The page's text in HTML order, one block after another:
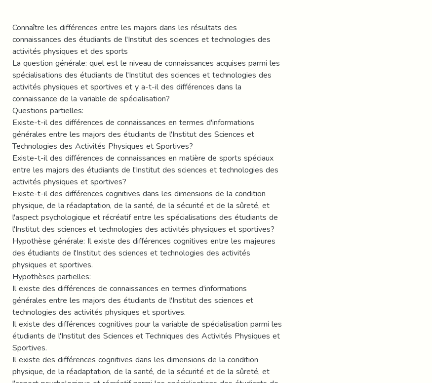
Connaître les différences entre les majors dans les résultats des
connaissances des étudiants de l'Institut des sciences et technologies des
activités physiques et des sports
La question générale: quel est le niveau de connaissances acquises parmi les
spécialisations des étudiants de l'Institut des sciences et technologies des
activités physiques et sportives et y a-t-il des différences dans la
connaissance de la variable de spécialisation?
Questions partielles:
Existe-t-il des différences de connaissances en termes d'informations
générales entre les majors des étudiants de l'Institut des Sciences et
Technologies des Activités Physiques et Sportives?
Existe-t-il des différences de connaissances en matière de sports spéciaux
entre les majors des étudiants de l'Institut des sciences et technologies des
activités physiques et sportives?
Existe-t-il des différences cognitives dans les dimensions de la condition
physique, de la réadaptation, de la santé, de la sécurité et de la sûreté, et
l'aspect psychologique et récréatif entre les spécialisations des étudiants de
l'Institut des sciences et technologies des activités physiques et sportives?
Hypothèse générale: Il existe des différences cognitives entre les majeures
des étudiants de l'Institut des sciences et technologies des activités
physiques et sportives.
Hypothèses partielles:
Il existe des différences de connaissances en termes d'informations
générales entre les majors des étudiants de l'Institut des sciences et
technologies des activités physiques et sportives.
Il existe des différences cognitives pour la variable de spécialisation parmi les
étudiants de l'Institut des Sciences et Techniques des Activités Physiques et
Sportives.
Il existe des différences cognitives dans les dimensions de la condition
physique, de la réadaptation, de la santé, de la sécurité et de la sûreté, et